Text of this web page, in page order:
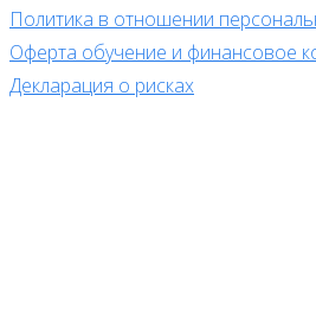
Политика в отношении
Оферта обучение и финансовое
Декларация о рисках